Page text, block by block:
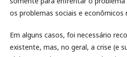
os problemas sociais e econômicos
Em alguns casos, foi necessário
existente, mas, no geral, a crise (e